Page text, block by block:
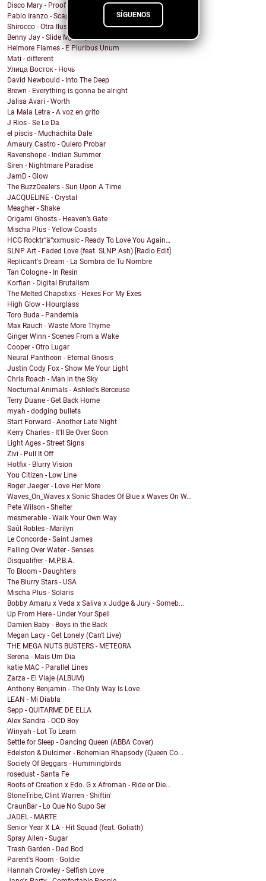
SÍGUENOS
Disco Mary - Proof
Pablo Iranzo - Scapegoat (Single Edit)
Shirocco - Otra Ilusión
Benny Jay - Slide My Way
Helmore Flames - E Pluribus Unum
Mati - different
Улица Восток - Ночь
David Newbould - Into The Deep
Brewn - Everything is gonna be alright
Jalisa Avari - Worth
La Mala Letra - A voz en grito
J Rios - Se Le Da
el piscis - Muchachita Dale
Amaury Castro - Quiero Probar
Ravenshope - Indian Summer
Siren - Nightmare Paradise
JamD - Glow
The BuzzDealers - Sun Upon A Time
JACQUELINE - Crystal
Meagher - Shake
Origami Ghosts - Heaven’s Gate
Mischa Plus - Yellow Coasts
HCG Rocktr“ä“xxmusic - Ready To Love You Again…
SLNP Art - Faded Love (feat. SLNP Ash) [Radio Edit]
Replicant's Dream - La Sombra de Tu Nombre
Tan Cologne - In Resin
Korfian - Digital Brutalism
The Melted Chapstixs - Hexes For My Exes
High Glow - Hourglass
Toro Buda - Pandemia
Max Rauch - Waste More Thyme
Ginger Winn - Scenes From a Wake
Cooper - Otro Lugar
Neural Pantheon - Eternal Gnosis
Justin Cody Fox - Show Me Your Light
Chris Roach - Man in the Sky
Nocturnal Animals - Ashlee's Berceuse
Terry Duane - Get Back Home
myah - dodging bullets
Start Forward - Another Late Night
Kerry Charles - It'll Be Over Soon
Light Ages - Street Signs
Zivi - Pull It Off
Hotfix - Blurry Vision
You Citizen - Low Line
Roger Jaeger - Love Her More
Waves_On_Waves x Sonic Shades Of Blue x Waves On W...
Pete Wilson - Shelter
mesmerable - Walk Your Own Way
Saúl Robles - Marilyn
Le Concorde - Saint James
Falling Over Water - Senses
Disqualifier - M.P.B.A.
To Bloom - Daughters
The Blurry Stars - USA
Mischa Plus - Solaris
Bobby Amaru x Veda x Saliva x Judge & Jury - Someb...
Up From Here - Under Your Spell
Damien Baby - Boys in the Back
Megan Lacy - Get Lonely (Can't Live)
THE MEGA NUTS BUSTERS - METEORA
Serena - Mais Um Dia
katie MAC - Parallel Lines
Zarza - El Viaje (ALBUM)
Anthony Benjamin - The Only Way Is Love
LEAN - Mi Diabla
Sepp - QUITARME DE ELLA
Alex Sandra - OCD Boy
Winyah - Lot To Learn
Settle for Sleep - Dancing Queen (ABBA Cover)
Edelston & Dulcimer - Bohemian Rhapsody (Queen Co...
Society Of Beggars - Hummingbirds
rosedust - Santa Fe
Roots of Creation x Edo. G x Afroman - Ride or Die...
StoneTribe, Clint Warren - Shiftin'
CraunBar - Lo Que No Supo Ser
JADEL - MARTE
Senior Year X LA - Hit Squad (feat. Goliath)
Spray Allen - Sugar
Trash Garden - Dad Bod
Parent's Room - Goldie
Hannah Crowley - Selfish Love